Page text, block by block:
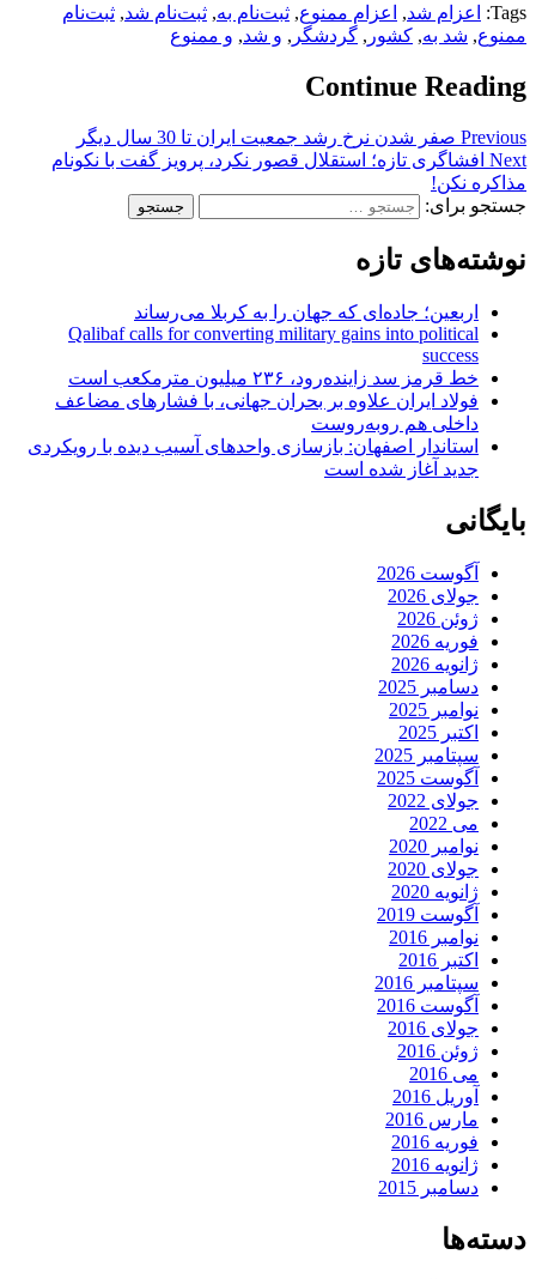
Tags: اعزام شد, اعزام ممنوع, ثبت‌نام به, ثبت‌نام شد, ثبت‌نام
ممنوع, شد به, کشور , گردشگر , و شد, و ممنوع
Continue Reading
Previous صفر شدن نرخ رشد جمعيت ايران تا 30 سال ديگر
Next افشاگری تازه؛ استقلال قصور نکرد، پرویز گفت با نکونام
مذاکره نکن!
جستجو برای:
نوشته‌های تازه
اربعین؛ جاده‌ای که جهان را به کربلا می‌رساند
Qalibaf calls for converting military gains into political
success
خط قرمز سد زاینده‌رود، ۲۳۶ میلیون مترمکعب است
فولاد ایران علاوه بر بحران جهانی، با فشارهای مضاعف
داخلی هم روبه‌روست
استاندار اصفهان: بازسازی واحدهای آسیب دیده با رویکردی
جدید آغاز شده است
بایگانی
آگوست 2026
جولای 2026
ژوئن 2026
فوریه 2026
ژانویه 2026
دسامبر 2025
نوامبر 2025
اکتبر 2025
سپتامبر 2025
آگوست 2025
جولای 2022
می 2022
نوامبر 2020
جولای 2020
ژانویه 2020
آگوست 2019
نوامبر 2016
اکتبر 2016
سپتامبر 2016
آگوست 2016
جولای 2016
ژوئن 2016
می 2016
آوریل 2016
مارس 2016
فوریه 2016
ژانویه 2016
دسامبر 2015
دسته‌ها